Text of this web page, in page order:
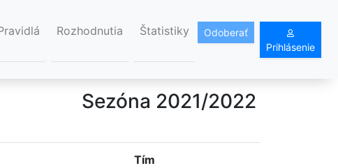
Rozhodnutia Štatistiky
Odoberať
Prihlásenie
Sezóna 2021/2022
Tím